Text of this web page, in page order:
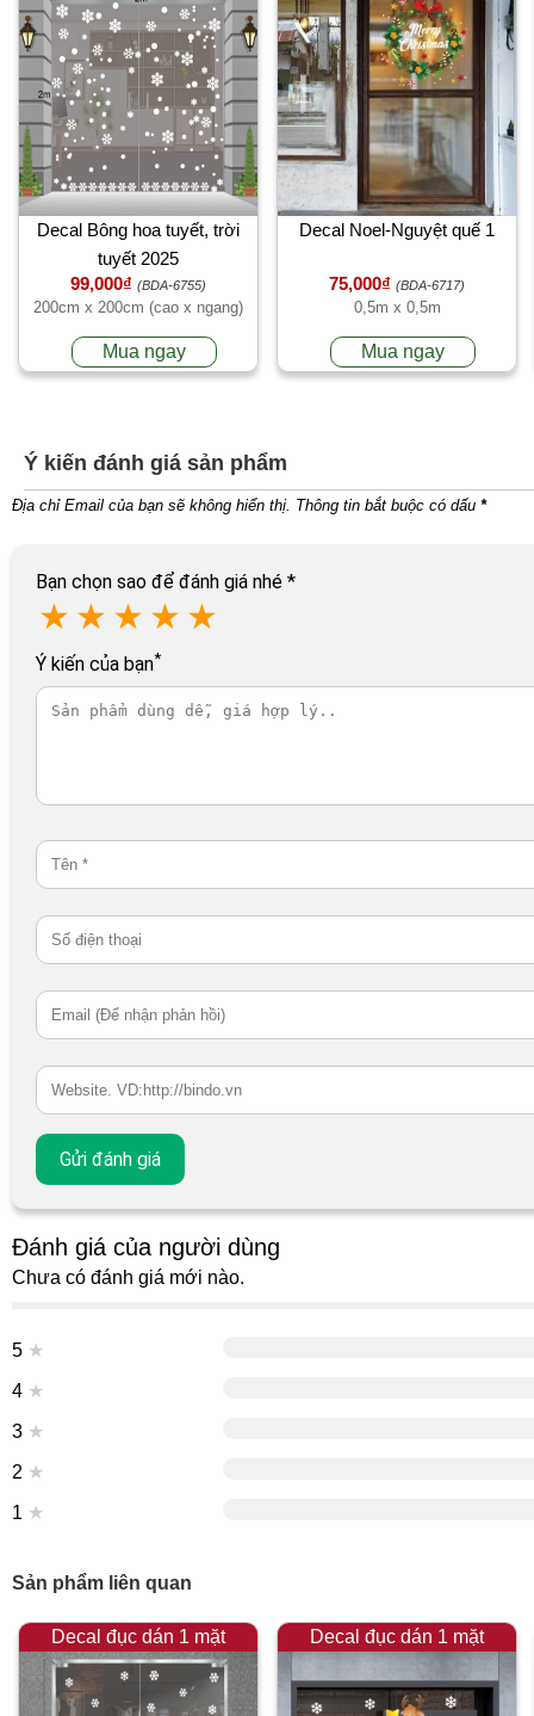
Decal Bông hoa tuyết, trời
tuyết 2025
99,000₫ (BDA-6755)
200cm x 200cm (cao x ngang)
Mua ngay
Decal Noel-Nguyệt quế 1
75,000₫ (BDA-6717)
0,5m x 0,5m
Mua ngay
Ý kiến đánh giá sản phẩm
Địa chỉ Email của bạn sẽ không hiển thị. Thông tin bắt buộc có dấu *
Bạn chọn sao để đánh giá nhé *
★ ★ ★ ★ ★
Ý kiến của bạn*
Đánh giá của người dùng
Chưa có đánh giá mới nào.
5 ★
4 ★
3 ★
2 ★
1 ★
Sản phẩm liên quan
Decal đục dán 1 mặt Decal đục dán 1 mặt